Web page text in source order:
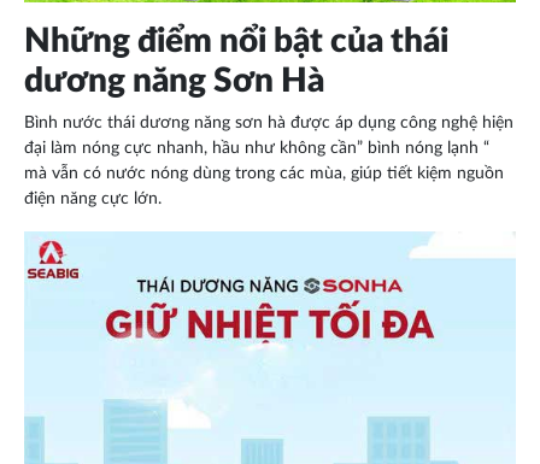
Những điểm nổi bật của thái
dương năng Sơn Hà
Bình nước thái dương năng sơn hà được áp dụng công nghệ hiện
đại làm nóng cực nhanh, hầu như không cần” bình nóng lạnh “
mà vẫn có nước nóng dùng trong các mùa, giúp tiết kiệm nguồn
điện năng cực lớn.